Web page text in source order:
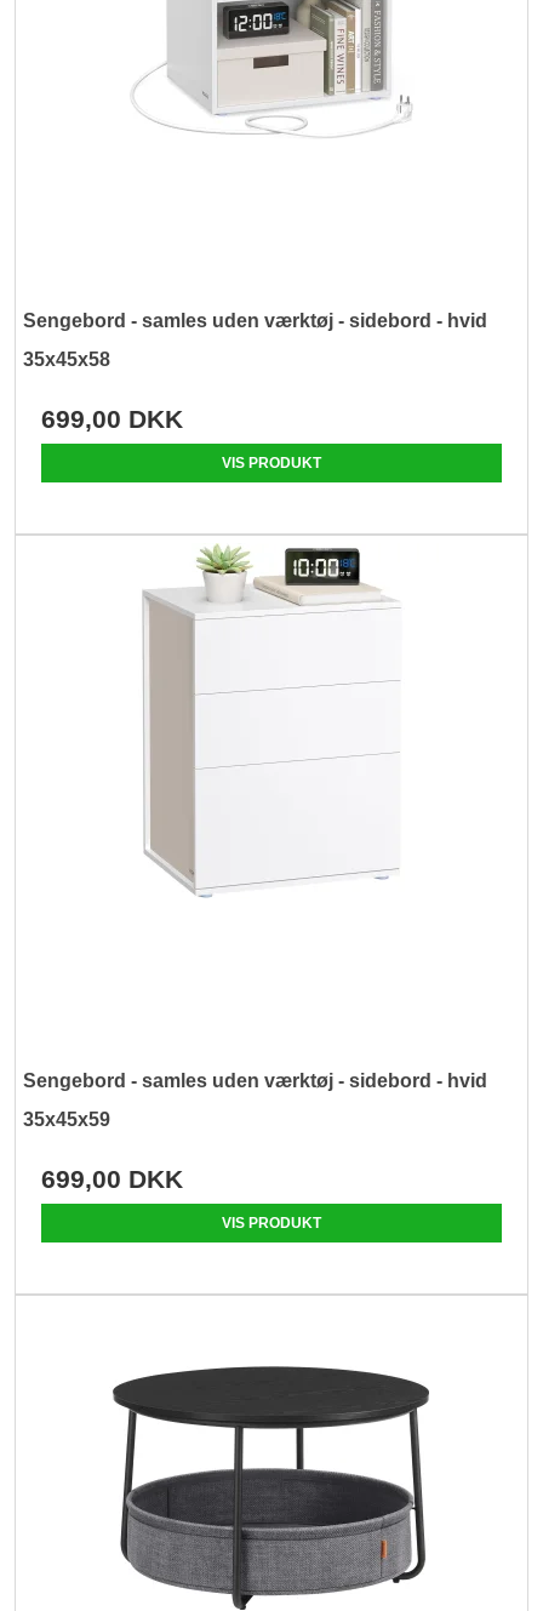
Sengebord - samles uden værktøj - sidebord - hvid
35x45x58
699,00 DKK
VIS PRODUKT
Sengebord - samles uden værktøj - sidebord - hvid
35x45x59
699,00 DKK
VIS PRODUKT